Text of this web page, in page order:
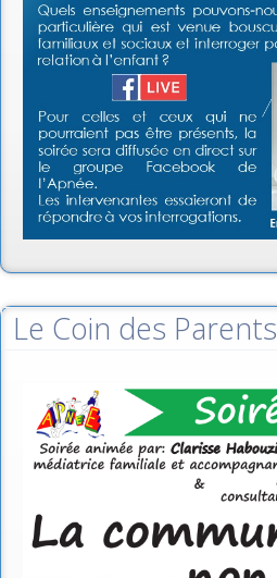
Le Coin des Parents